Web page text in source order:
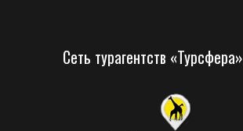
Сеть турагентств «Турсфера»